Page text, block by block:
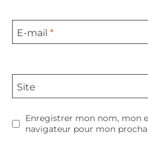
E-mail *
Site
Enregistrer mon nom, mon
navigateur pour mon